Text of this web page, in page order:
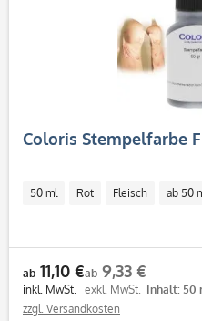
Coloris Stempelfarbe
50 ml Rot Fleisch ab 50
ab 11,10 €
inkl. MwSt.
ab 9,33 €
exkl. MwSt. Inhalt: 50
zzgl. Versandkosten